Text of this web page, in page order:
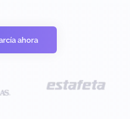
ahora